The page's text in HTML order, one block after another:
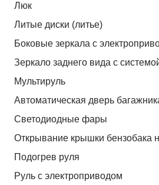
Люк
Литые диски (литье)
Боковые зеркала с
Зеркало заднего вида с
Мультируль
Автоматическая дверь
Светодиодные фары
Открывание крышки бензобака
Подогрев руля
Руль с электроприводом